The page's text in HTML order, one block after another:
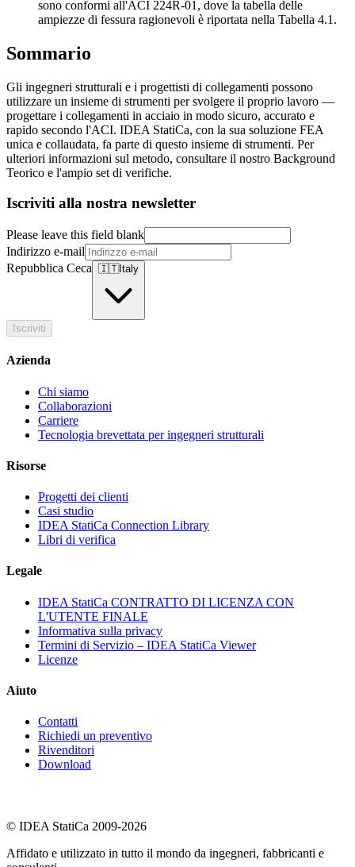
sono conformi all'ACI 224R-01, dove la tabella delle
ampiezze di fessura ragionevoli è riportata nella Tabella 4.1.
Sommario
Gli ingegneri strutturali e i progettisti di collegamenti possono
utilizzare un insieme di strumenti per svolgere il proprio lavoro —
progettare i collegamenti in acciaio in modo sicuro, accurato e
rapido secondo l'ACI. IDEA StatiCa, con la sua soluzione FEA
unica e collaudata, fa parte di questo insieme di strumenti. Per
ulteriori informazioni sul metodo, consultare il nostro Background
Teorico e l'ampio set di verifiche.
Iscriviti alla nostra newsletter
Please leave this field blank
Indirizzo e-mail
Repubblica Ceca 🇮🇹Italy
Iscriviti
Azienda
Chi siamo
Collaborazioni
Carriere
Tecnologia brevettata per ingegneri strutturali
Risorse
Progetti dei clienti
Casi studio
IDEA StatiCa Connection Library
Libri di verifica
Legale
IDEA StatiCa CONTRATTO DI LICENZA CON
L'UTENTE FINALE
Informativa sulla privacy
Termini di Servizio – IDEA StatiCa Viewer
Licenze
Aiuto
Contatti
Richiedi un preventivo
Rivenditori
Download
© IDEA StatiCa 2009-2026
Affidato e utilizzato in tutto il mondo da ingegneri, fabbricanti e